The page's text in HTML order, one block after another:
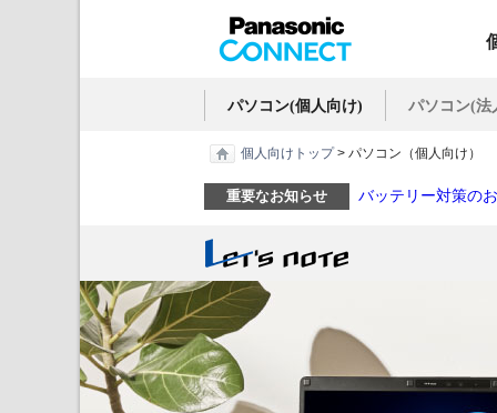
パソコン(個人向け) パソコン(法
個人向けトップ> パソコン（個人向け）
重要なお知らせ バッテリー対策の